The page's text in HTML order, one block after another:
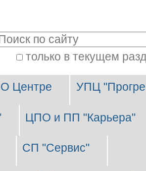
только в текущем
О Центре УПЦ
ЦПО и ПП "Карьера"
СП "Сервис"